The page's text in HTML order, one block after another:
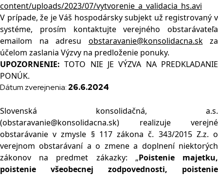
content/uploads/2023/07/vytvorenie_a_validacia_hs.avi
V prípade, že je Váš hospodársky subjekt už registrovaný v
systéme, prosím kontaktujte verejného obstarávateľa
emailom na adresu obstaravanie@konsolidacna.skza
účelom zaslania Výzvy na predloženie ponuky.
UPOZORNENIE: TOTO NIE JE VÝZVA NA PREDKLADANIE
PONÚK.
Dátum zverejnenia: 26.6.2024
Slovenská konsolidačná, a.s.
(obstaravanie@konsolidacna.sk) realizuje verejné
obstarávanie v zmysle § 117 zákona č. 343/2015 Z.z. o
verejnom obstarávaní a o zmene a doplnení niektorých
zákonov na predmet zákazky: „Poistenie majetku,
poistenie všeobecnej zodpovednosti, poistenie